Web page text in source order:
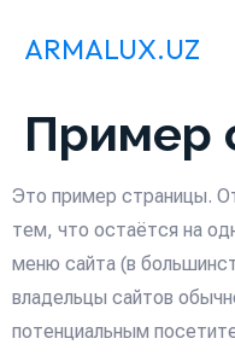
ARMALUX.UZ
Пример
Это пример страницы.
тем, что остаётся на
меню сайта (в
владельцы сайтов
потенциальным